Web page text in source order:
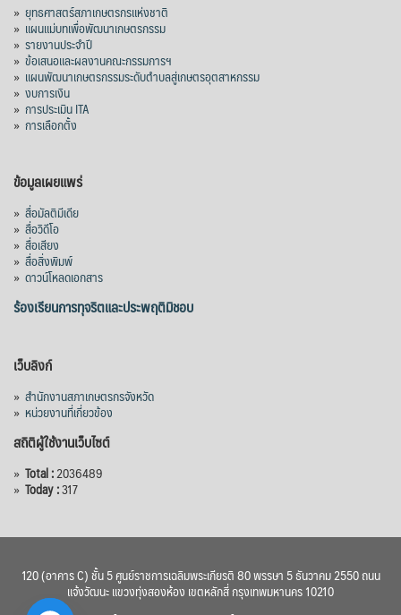
» ยุทธศาสตร์สภาเกษตรกรแห่งชาติ
» แผนแม่บทเพื่อพัฒนาเกษตรกรรม
» รายงานประจำปี
» ข้อเสนอและผลงานคณะกรรมการฯ
» แผนพัฒนาเกษตรกรรมระดับตำบลสู่เกษตรอุตสาหกรรม
» งบการเงิน
» การประเมิน ITA
» การเลือกตั้ง
ข้อมูลเผยแพร่
» สื่อมัลติมีเดีย
» สื่อวิดีโอ
» สื่อเสียง
» สื่อสิ่งพิมพ์
» ดาวน์โหลดเอกสาร
ร้องเรียนการทุจริตและประพฤติมิชอบ
เว็บลิงก์
» สำนักงานสภาเกษตรกรจังหวัด
» หน่วยงานที่เกี่ยวข้อง
สถิติผู้ใช้งานเว็บไซต์
» Total :2036489
» Today :317
120 (อาคาร C) ชั้น 5 ศูนย์ราชการเฉลิมพระเกียรติ 80 พรรษา 5 ธันวาคม 2550 ถนน
แจ้งวัฒนะ แขวงทุ่งสองห้อง เขตหลักสี่ กรุงเทพมหานคร 10210